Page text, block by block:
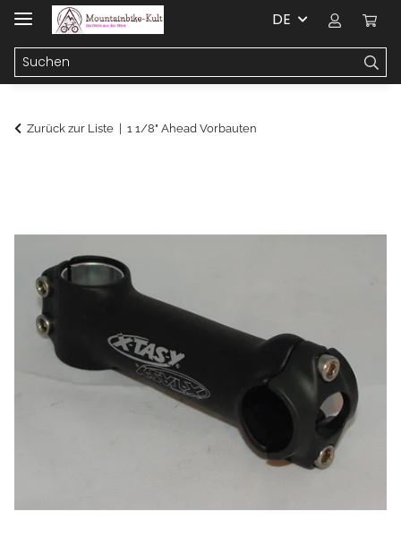
DE
Zurück zur Liste 1 1/8" Ahead Vorbauten